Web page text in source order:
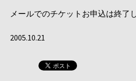
メールでのチケットお申込は終了
2005.10.21